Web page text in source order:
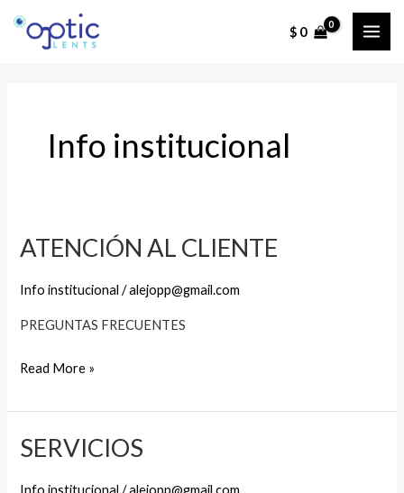
$0
Info institucional
ATENCIÓN AL CLIENTE
Info institucional /alejopp@gmail.com
PREGUNTAS FRECUENTES
ATENCIÓN
CLIENTE
Read More »
SERVICIOS
Info institucional /alejopp@gmail.com